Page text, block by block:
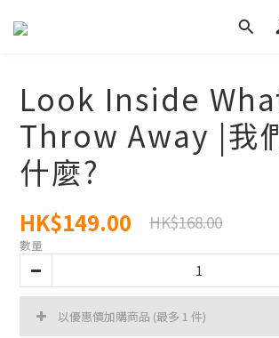
Look Inside
Throw Away |我
什麼?
HK$149.00 HK$168.00
數量
以優惠價加購商品 (最多 1 件)